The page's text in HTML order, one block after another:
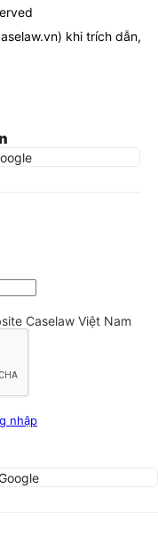
) khi trích dẫn,
Caselaw Việt Nam
nhập